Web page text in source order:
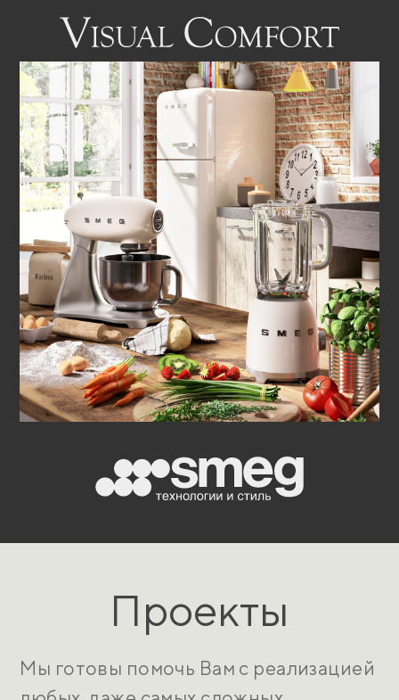
Проекты
Мы готовы помочь Вам с реализацией